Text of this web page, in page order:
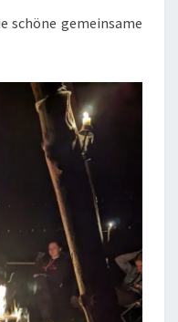
schöne gemeinsame